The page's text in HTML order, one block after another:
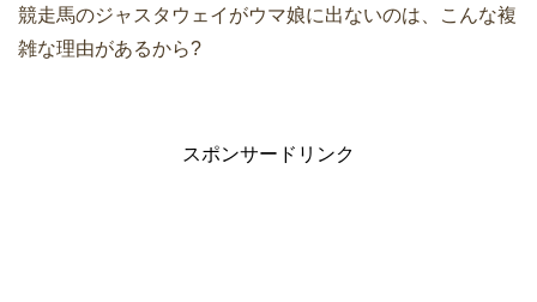
競走馬のジャスタウェイがウマ娘に出ないのは、こんな複
雑な理由があるから?
スポンサードリンク